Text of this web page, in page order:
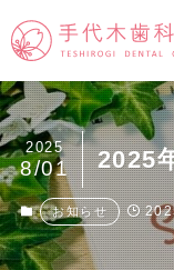
2025
2025
8/01
お知らせ